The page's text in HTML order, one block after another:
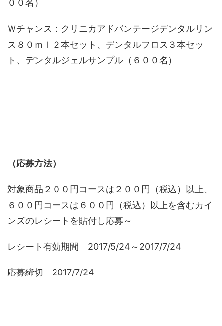
００名）
Ｗチャンス：クリニカアドバンテージデンタルリン
ス８０ｍｌ２本セット、デンタルフロス３本セッ
ト、デンタルジェルサンプル（６００名）
（応募方法）
対象商品２００円コースは２００円（税込）以上、
６００円コースは６００円（税込）以上を含むカイ
ンズのレシートを貼付し応募～
レシート有効期間 2017/5/24～2017/7/24
応募締切 2017/7/24